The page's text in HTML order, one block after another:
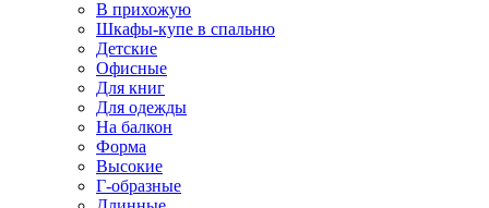
В прихожую
Шкафы-купе в спальню
Детские
Офисные
Для книг
Для одежды
На балкон
Форма
Высокие
Г-образные